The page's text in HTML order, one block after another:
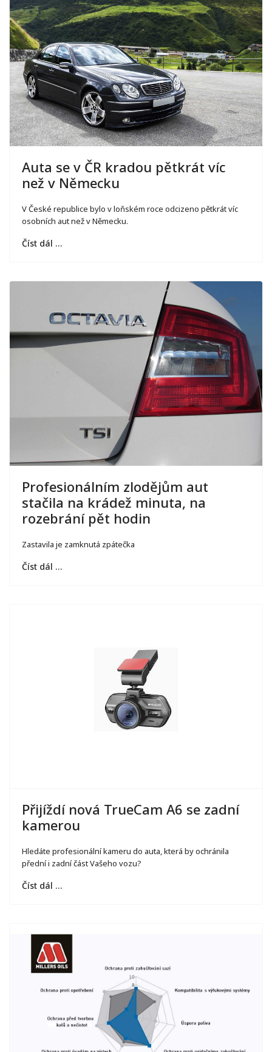
Auta se v ČR kradou pětkrát víc
než v Německu
V České republice bylo v loňském roce odcizeno pětkrát víc
osobních aut než v Německu.
Číst dál …
Profesionálním zlodějům aut
stačila na krádež minuta, na
rozebrání pět hodin
Zastavila je zamknutá zpátečka
Číst dál …
Přijíždí nová TrueCam A6 se zadní
kamerou
Hledáte profesionální kameru do auta, která by ochránila
přední i zadní část Vašeho vozu?
Číst dál …